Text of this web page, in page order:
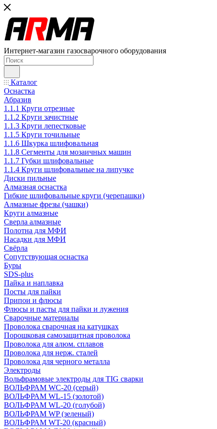
Интернет-магазин газосварочного оборудования
Каталог
Оснастка
Абразив
1.1.1 Круги отрезные
1.1.2 Круги зачистные
1.1.3 Круги лепестковые
1.1.5 Круги точильные
1.1.6 Шкурка шлифовальная
1.1.8 Сегменты для мозаичных машин
1.1.7 Губки шлифовальные
1.1.4 Круги шлифовальные на липучке
Диски пильные
Алмазная оснастка
Гибкие шлифовальные круги (черепашки)
Алмазные фрезы (чашки)
Круги алмазные
Сверла алмазные
Полотна для МФИ
Насадки для МФИ
Свёрла
Сопутствующая оснастка
Буры
SDS-plus
Пайка и наплавка
Посты для пайки
Припои и флюсы
Флюсы и пасты для пайки и лужения
Сварочные материалы
Проволока сварочная на катушках
Порошковая самозащитная проволока
Проволока для алюм. сплавов
Проволока для нерж. сталей
Проволока для черного металла
Электроды
Вольфрамовые электроды для TIG сварки
ВОЛЬФРАМ WC-20 (серый)
ВОЛЬФРАМ WL-15 (золотой)
ВОЛЬФРАМ WL-20 (голубой)
ВОЛЬФРАМ WP (зеленый)
ВОЛЬФРАМ WT-20 (красный)